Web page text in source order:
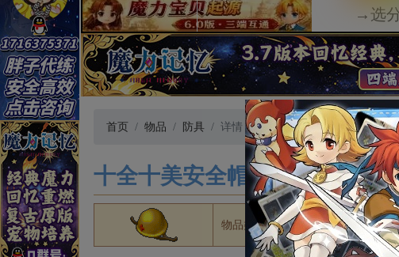
首页 物品 防具 详情
十全十美安全帽·改[ 数据有误？点我修改 ]
物品类别 防具